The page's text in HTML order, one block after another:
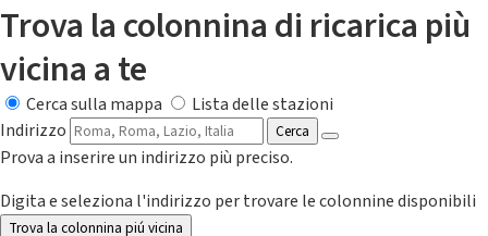
Trova la colonnina di ricarica più
vicina a te
Cerca sulla mappa
Lista delle stazioni
Indirizzo
Cerca
Prova a inserire un indirizzo più preciso.
Digita e seleziona l'indirizzo per trovare le colonnine disponibili
Trova la colonnina piú vicina